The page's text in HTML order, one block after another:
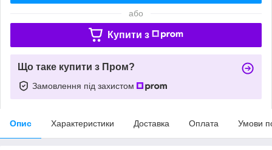
або
Купити з
Що таке купити з Пром?
Замовлення під захистом
Опис Характеристики Доставка Оплата Умови